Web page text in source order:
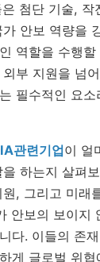
첨단 기술, 작
안보 역량을
역할을 수행할
부 지원을 넘
필수적인 요
관련기업이 얼
하는지 살펴
, 그리고 미래
안보의 보이지
다. 이들의 존
게 글로벌 위